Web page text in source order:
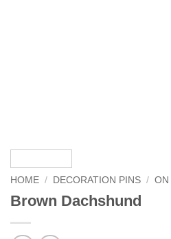
HOME / DECORATION PINS / ON
Brown Dachshund